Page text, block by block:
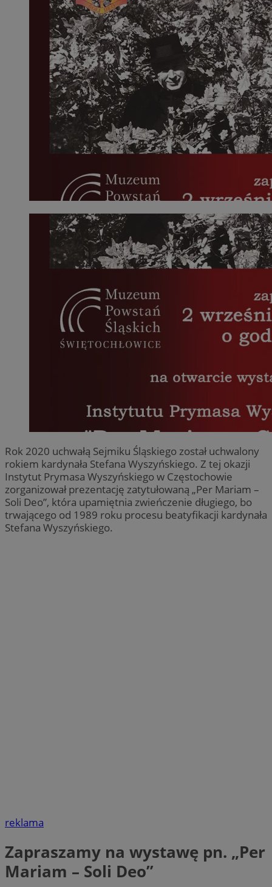
Rok 2020 uchwałą Sejmiku Śląskiego został uchwalony
rokiem kardynała Stefana Wyszyńskiego. Z tej okazji
Instytut Prymasa Wyszyńskiego w Częstochowie
zorganizował prezentację zatytułowaną „Per Mariam –
Soli Deo”, która upamiętnia zwieńczenie długiego, bo
trwającego od 1989 roku procesu beatyfikacji kardynała
Stefana Wyszyńskiego.
reklama
Zapraszamy na wystawę pn. „Per
Mariam – Soli Deo”